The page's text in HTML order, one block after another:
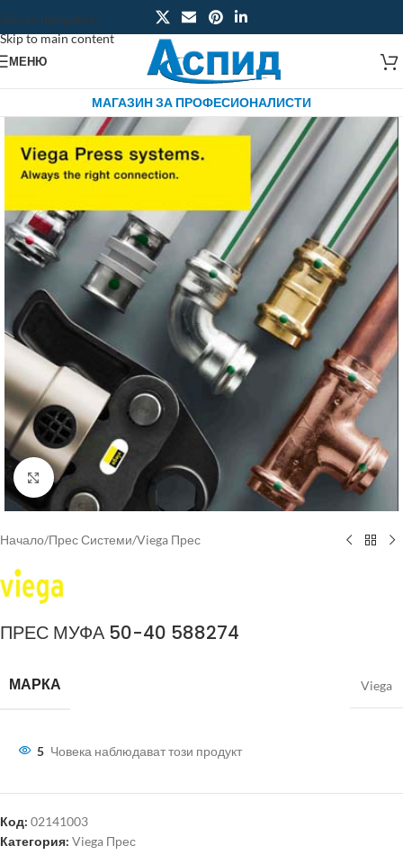
Skip to navigation
Skip to main content
МЕНЮ
МАГАЗИН ЗА ПРОФЕСИОНАЛИСТИ
Click to enlarge
Начало/Прес Системи/Viega Прес
ПРЕС МУФА 50-40 588274
МАРКА Viega
5 Човека наблюдават този продукт
Код: 02141003
Категория: Viega Прес